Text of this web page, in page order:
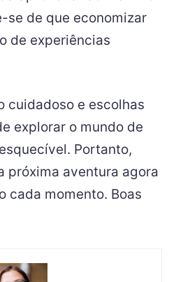
se de que economizar
de experiências
cuidadoso e escolhas
explorar o mundo de
Portanto,
próxima aventura agora
cada momento. Boas